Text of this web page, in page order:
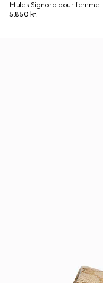
Mules Signora pour femme
5.850 kr.